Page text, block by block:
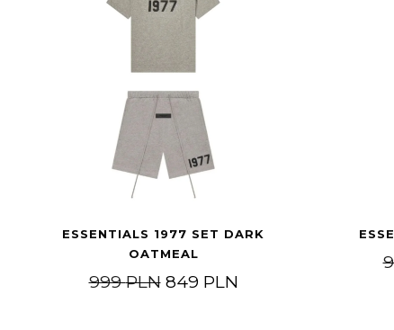
ESSENTIALS 1977 SET DARK
OATMEAL
999PLN Pierwotna cena wynosiła:
849 PLNAktualna cena